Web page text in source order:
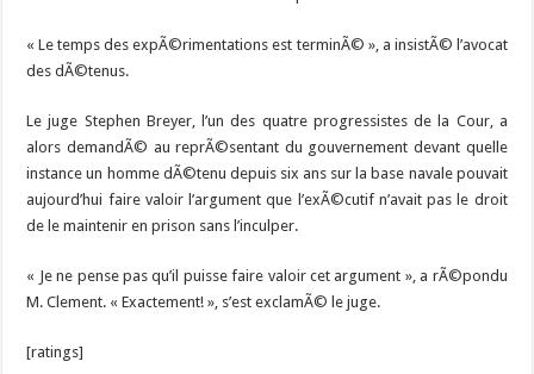
« Le temps des expÃ©rimentations est terminÃ© », a insistÃ© l’avocat
des dÃ©tenus.
Le juge Stephen Breyer, l’un des quatre progressistes de la Cour, a
alors demandÃ© au reprÃ©sentant du gouvernement devant quelle
instance un homme dÃ©tenu depuis six ans sur la base navale pouvait
aujourd’hui faire valoir l’argument que l’exÃ©cutif n’avait pas le droit
de le maintenir en prison sans l’inculper.
« Je ne pense pas qu’il puisse faire valoir cet argument », a rÃ©pondu
M. Clement. « Exactement! », s’est exclamÃ© le juge.
[ratings]